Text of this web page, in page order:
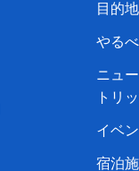
目的地
やる
ニュ
トリ
イベン
宿泊